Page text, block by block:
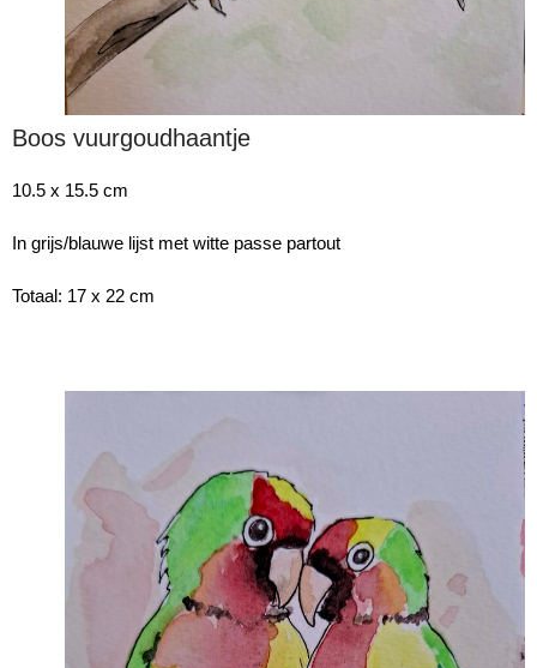
Boos vuurgoudhaantje
10.5 x 15.5 cm
In grijs/blauwe lijst met witte passe partout
Totaal: 17 x 22 cm